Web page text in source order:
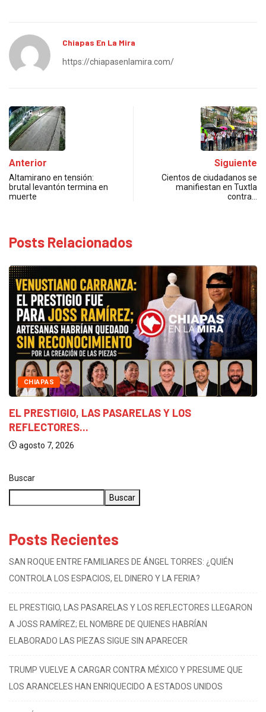
Chiapas En La Mira
https://chiapasenlamira.com/
Anterior
Altamirano en tensión:
brutal levantón termina en
muerte
Siguiente
Cientos de ciudadanos se
manifiestan en Tuxtla
contra…
Posts Relacionados
CHIAPAS
EL PRESTIGIO, LAS PASARELAS Y LOS
REFLECTORES...
agosto 7, 2026
Buscar
Buscar
Posts Recientes
SAN ROQUE ENTRE FAMILIARES DE ÁNGEL TORRES: ¿QUIÉN
CONTROLA LOS ESPACIOS, EL DINERO Y LA FERIA?
EL PRESTIGIO, LAS PASARELAS Y LOS REFLECTORES LLEGARON
A JOSS RAMÍREZ; EL NOMBRE DE QUIENES HABRÍAN
ELABORADO LAS PIEZAS SIGUE SIN APARECER
TRUMP VUELVE A CARGAR CONTRA MÉXICO Y PRESUME QUE
LOS ARANCELES HAN ENRIQUECIDO A ESTADOS UNIDOS